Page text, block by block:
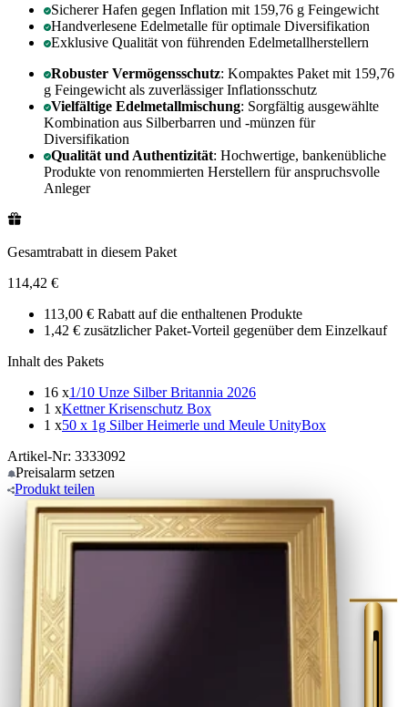
Sicherer Hafen gegen Inflation mit 159,76 g Feingewicht
Handverlesene Edelmetalle für optimale Diversifikation
Exklusive Qualität von führenden Edelmetallherstellern
Robuster Vermögensschutz: Kompaktes Paket mit 159,76
g Feingewicht als zuverlässiger Inflationsschutz
Vielfältige Edelmetallmischung: Sorgfältig ausgewählte
Kombination aus Silberbarren und -münzen für
Diversifikation
Qualität und Authentizität: Hochwertige, bankenübliche
Produkte von renommierten Herstellern für anspruchsvolle
Anleger
Gesamtrabatt in diesem Paket
114,42 €
113,00 € Rabatt auf die enthaltenen Produkte
1,42 € zusätzlicher Paket-Vorteil gegenüber dem Einzelkauf
Inhalt des Pakets
16 x1/10 Unze Silber Britannia 2026
1 xKettner Krisenschutz Box
1 x50 x 1g Silber Heimerle und Meule UnityBox
Artikel-Nr: 3333092
Preisalarm setzen
Produkt teilen